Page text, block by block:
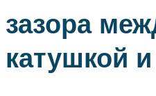
зазора
катушкой